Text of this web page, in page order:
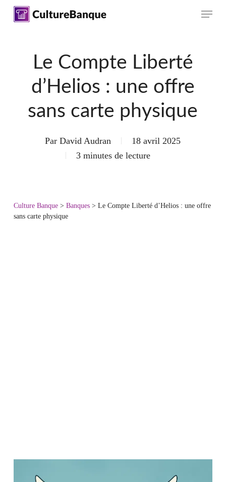
Skip
Menu
Le Compte Liberté
d’Helios : une offre
sans carte physique
Par David Audran
18 avril 2025
3 minutes de lecture
Culture Banque> Banques> Le Compte Liberté d’Helios : une offre
sans carte physique